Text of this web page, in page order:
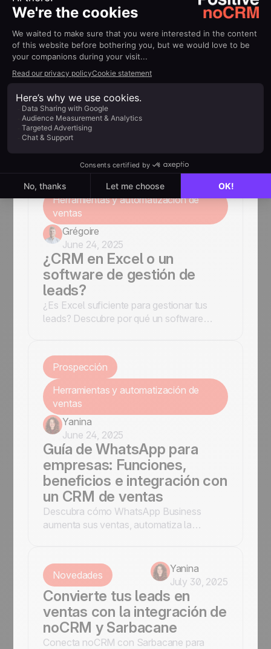
efectivos, VoIP y software de
Herramientas y automatización de
ventas
October 15, 2025
CRM para telemarketing:
cómo noCRM acelera tus
campañas de llamadas
Los CRM tradicionales frenan el
telemarketing. Descubre la alternativa:
noCRM, VoIP integrada, guiones de
más.
Herramientas y automatización de
ventas
Grégoire
June 24, 2025
¿CRM en Excel o un
software de gestión de
leads?
¿Es Excel suficiente para gestionar tus
leads? Descubre por qué un software
Prospección
Herramientas y automatización de
ventas
Yanina
June 24, 2025
Guía de WhatsApp para
empresas: Funciones,
beneficios e integración con
un CRM de ventas
Descubra cómo WhatsApp Business
aumenta sus ventas, automatiza la
mejorar la interacción con clientes.
Novedades
Yanina
July 30, 2025
Convierte tus leads en
ventas con la integración de
noCRM y Sarbacane
Conecta noCRM con Sarbacane para